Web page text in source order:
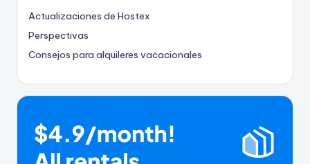
Actualizaciones de Hostex
Perspectivas
Consejos para alquileres vacacionales